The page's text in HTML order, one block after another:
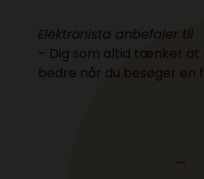
Elektronista anbefaler til
– Dig som altid tænker at
bedre når du besøger en
—